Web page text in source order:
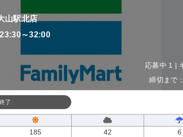
山駅北店
～32:00
応募中 1 |
締切まで
了
185 42 6